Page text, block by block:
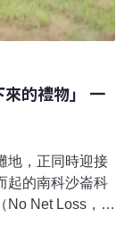
來的禮物」 一
地，正同時迎接
起的南科沙崙科
Net Loss，